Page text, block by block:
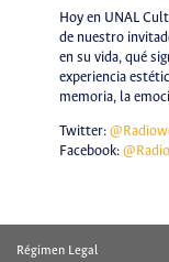
Hoy en UNAL
de nuestro
en su vida, qué
experiencia
memoria, la
Twitter:
Facebook:
Régimen Legal